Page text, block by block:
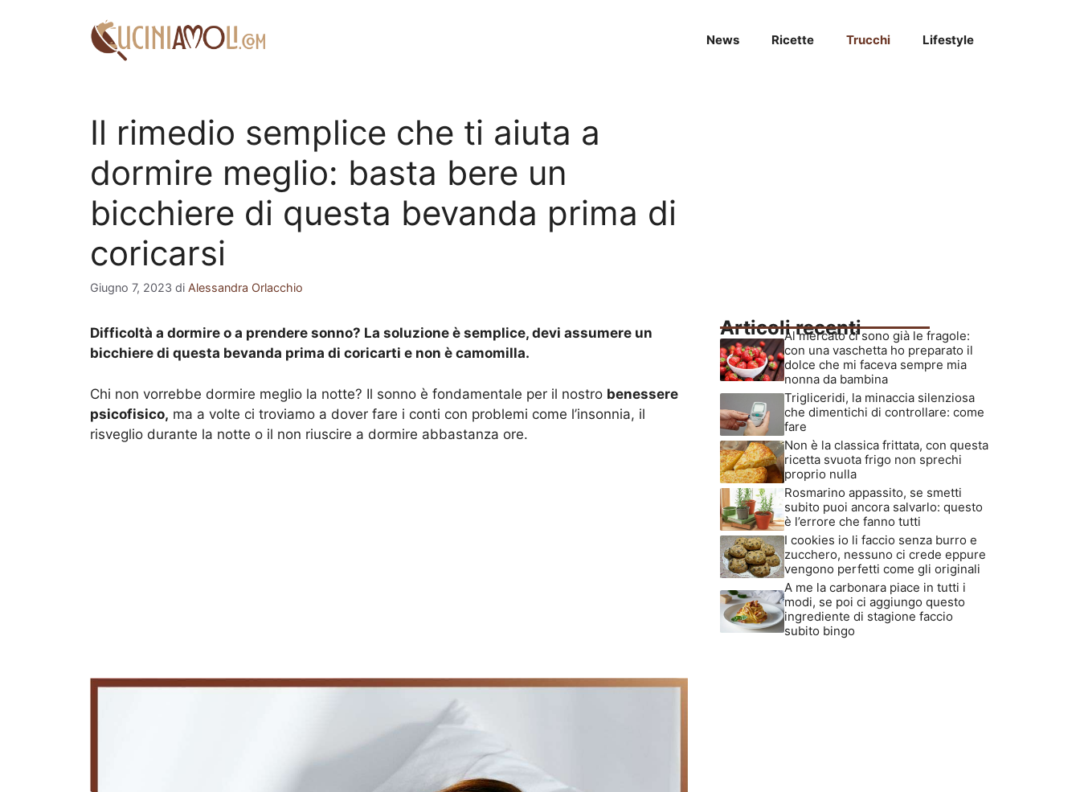
News Ricette Trucchi Lifestyle
Il rimedio semplice che ti aiuta a
dormire meglio: basta bere un
bicchiere di questa bevanda prima di
coricarsi
Giugno 7, 2023 di Alessandra Orlacchio
Difficoltà a dormire o a prendere sonno? La soluzione è semplice, devi assumere un
bicchiere di questa bevanda prima di coricarti e non è camomilla.
Chi non vorrebbe dormire meglio la notte? Il sonno è fondamentale per il nostro benessere
psicofisico, ma a volte ci troviamo a dover fare i conti con problemi come l’insonnia, il
risveglio durante la notte o il non riuscire a dormire abbastanza ore.
Articoli recenti
Al mercato ci sono già le fragole:
con una vaschetta ho preparato il
dolce che mi faceva sempre mia
nonna da bambina
Trigliceridi, la minaccia silenziosa
che dimentichi di controllare: come
fare
Non è la classica frittata, con questa
ricetta svuota frigo non sprechi
proprio nulla
Rosmarino appassito, se smetti
subito puoi ancora salvarlo: questo
è l’errore che fanno tutti
I cookies io li faccio senza burro e
zucchero, nessuno ci crede eppure
vengono perfetti come gli originali
A me la carbonara piace in tutti i
modi, se poi ci aggiungo questo
ingrediente di stagione faccio
subito bingo